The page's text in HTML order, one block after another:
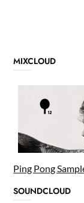
MIXCLOUD
Ping Pong
SOUNDCLOUD